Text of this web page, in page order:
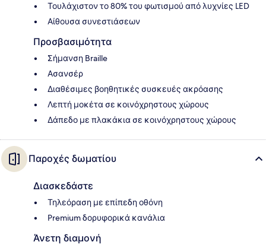
Τουλάχιστον το 80% του φωτισμού από λυχνίες LED
Αίθουσα συνεστιάσεων
Προσβασιμότητα
Σήμανση Braille
Ασανσέρ
Διαθέσιμες βοηθητικές συσκευές ακρόασης
Λεπτή μοκέτα σε κοινόχρηστους χώρους
Δάπεδο με πλακάκια σε κοινόχρηστους χώρους
Παροχές δωματίου
Διασκεδάστε
Τηλεόραση με επίπεδη οθόνη
Premium δορυφορικά κανάλια
Άνετη διαμονή